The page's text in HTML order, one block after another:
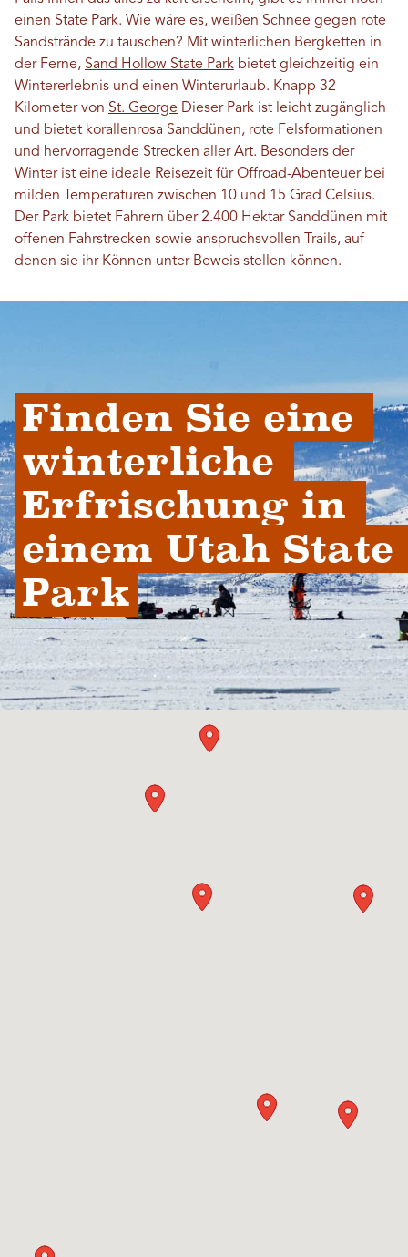
einen State Park. Wie wäre es, weißen Schnee gegen rote
Sandstrände zu tauschen? Mit winterlichen Bergketten in
der Ferne, Sand Hollow State Park bietet gleichzeitig ein
Wintererlebnis und einen Winterurlaub. Knapp 32
Kilometer von St. George Dieser Park ist leicht zugänglich
und bietet korallenrosa Sanddünen, rote Felsformationen
und hervorragende Strecken aller Art. Besonders der
Winter ist eine ideale Reisezeit für Offroad-Abenteuer bei
milden Temperaturen zwischen 10 und 15 Grad Celsius.
Der Park bietet Fahrern über 2.400 Hektar Sanddünen mit
offenen Fahrstrecken sowie anspruchsvollen Trails, auf
denen sie ihr Können unter Beweis stellen können.
Finden Sie eine
winterliche
Erfrischung in
einem Utah State
Park